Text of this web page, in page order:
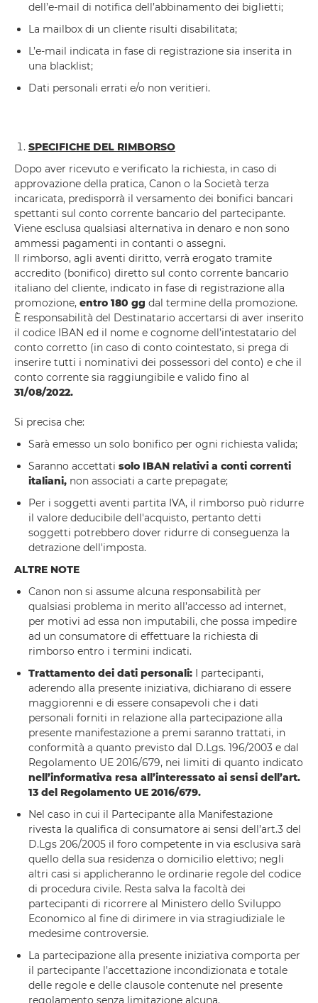
dell’e-mail di notifica dell’abbinamento dei biglietti;
La mailbox di un cliente risulti disabilitata;
L’e-mail indicata in fase di registrazione sia inserita in
una blacklist;
Dati personali errati e/o non veritieri.
SPECIFICHE DEL RIMBORSO
Dopo aver ricevuto e verificato la richiesta, in caso di
approvazione della pratica, Canon o la Società terza
incaricata, predisporrà il versamento dei bonifici bancari
spettanti sul conto corrente bancario del partecipante.
Viene esclusa qualsiasi alternativa in denaro e non sono
ammessi pagamenti in contanti o assegni.
Il rimborso, agli aventi diritto, verrà erogato tramite
accredito (bonifico) diretto sul conto corrente bancario
italiano del cliente, indicato in fase di registrazione alla
promozione, entro 180 gg dal termine della promozione.
È responsabilità del Destinatario accertarsi di aver inserito
il codice IBAN ed il nome e cognome dell’intestatario del
conto corretto (in caso di conto cointestato, si prega di
inserire tutti i nominativi dei possessori del conto) e che il
conto corrente sia raggiungibile e valido fino al
31/08/2022.
Si precisa che:
Sarà emesso un solo bonifico per ogni richiesta valida;
Saranno accettati solo IBAN relativi a conti correnti
italiani, non associati a carte prepagate;
Per i soggetti aventi partita IVA, il rimborso può ridurre
il valore deducibile dell'acquisto, pertanto detti
soggetti potrebbero dover ridurre di conseguenza la
detrazione dell'imposta.
ALTRE NOTE
Canon non si assume alcuna responsabilità per
qualsiasi problema in merito all’accesso ad internet,
per motivi ad essa non imputabili, che possa impedire
ad un consumatore di effettuare la richiesta di
rimborso entro i termini indicati.
Trattamento dei dati personali: I partecipanti,
aderendo alla presente iniziativa, dichiarano di essere
maggiorenni e di essere consapevoli che i dati
personali forniti in relazione alla partecipazione alla
presente manifestazione a premi saranno trattati, in
conformità a quanto previsto dal D.Lgs. 196/2003 e dal
Regolamento UE 2016/679, nei limiti di quanto indicato
nell’informativa resa all’interessato ai sensi dell’art.
13 del Regolamento UE 2016/679.
Nel caso in cui il Partecipante alla Manifestazione
rivesta la qualifica di consumatore ai sensi dell’art.3 del
D.Lgs 206/2005 il foro competente in via esclusiva sarà
quello della sua residenza o domicilio elettivo; negli
altri casi si applicheranno le ordinarie regole del codice
di procedura civile. Resta salva la facoltà dei
partecipanti di ricorrere al Ministero dello Sviluppo
Economico al fine di dirimere in via stragiudiziale le
medesime controversie.
La partecipazione alla presente iniziativa comporta per
il partecipante l’accettazione incondizionata e totale
delle regole e delle clausole contenute nel presente
regolamento senza limitazione alcuna.